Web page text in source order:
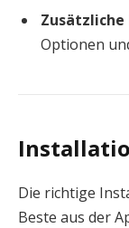
Zusätzliche
Optionen
Die richtige
Beste aus der